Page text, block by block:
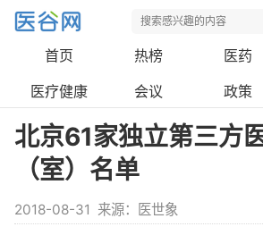
首页 热榜 医药
医疗健康
会议 政策
北京61家独立第三方
（室）名单
2018-08-31 来源：医世象